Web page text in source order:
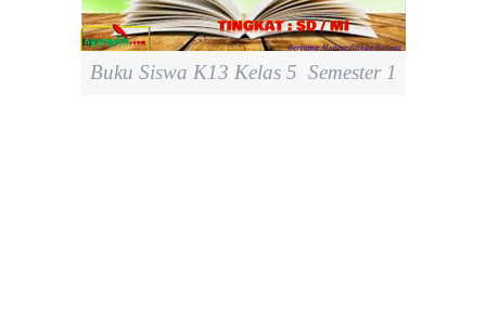
Buku Siswa K13 Kelas 5 Semester 1